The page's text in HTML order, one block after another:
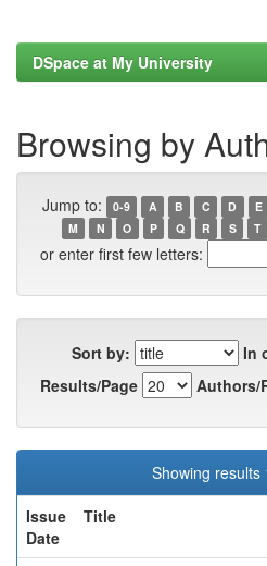
DSpace at My University
Browsing by
Jump to: 0-9 A B C D E
M
N O P Q R S T
or enter first few letters:
Sort by:
In
Results/Page
Authors/
Showing results
Issue
Date
Title